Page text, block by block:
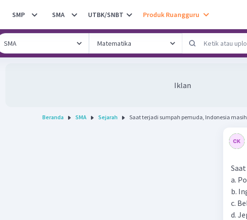
SMP SMA UTBK/SNBT Produk Ruangguru
Iklan
Beranda SMA Sejarah Saat terjadi sumpah pemuda, Indonesia
a.
b.
c.
d.